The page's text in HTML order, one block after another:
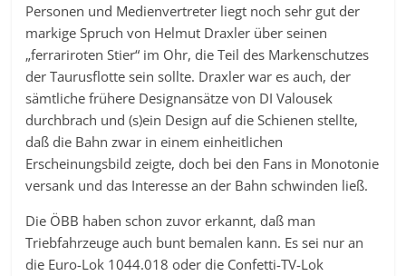
Personen und Medienvertreter liegt noch sehr gut der
markige Spruch von Helmut Draxler über seinen
„ferrariroten Stier“ im Ohr, die Teil des Markenschutzes
der Taurusflotte sein sollte. Draxler war es auch, der
sämtliche frühere Designansätze von DI Valousek
durchbrach und (s)ein Design auf die Schienen stellte,
daß die Bahn zwar in einem einheitlichen
Erscheinungsbild zeigte, doch bei den Fans in Monotonie
versank und das Interesse an der Bahn schwinden ließ.
Die ÖBB haben schon zuvor erkannt, daß man
Triebfahrzeuge auch bunt bemalen kann. Es sei nur an
die Euro-Lok 1044.018 oder die Confetti-TV-Lok